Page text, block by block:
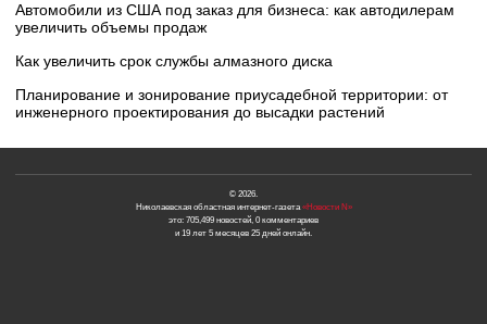
Автомобили из США под заказ для бизнеса: как автодилерам
увеличить объемы продаж
Как увеличить срок службы алмазного диска
Планирование и зонирование приусадебной территории: от
инженерного проектирования до высадки растений
© 2026.
Николаевская областная интернет-газета «Новости N»
это: 705,499 новостей, 0 комментариев
и 19 лет 5 месяцев 25 дней онлайн.